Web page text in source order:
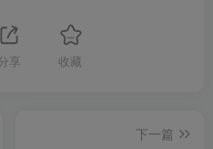
享 收藏
下一篇